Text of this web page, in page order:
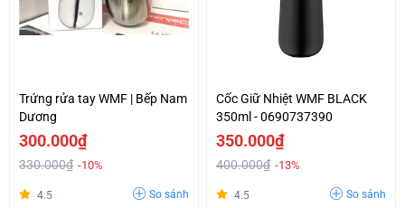
Trứng rửa tay WMF | Bếp Nam
Dương
300.000₫
330.000₫ -10%
4.5 So sánh
Cốc Giữ Nhiệt WMF BLACK
350ml - 0690737390
350.000₫
400.000₫ -13%
4.5 So sánh